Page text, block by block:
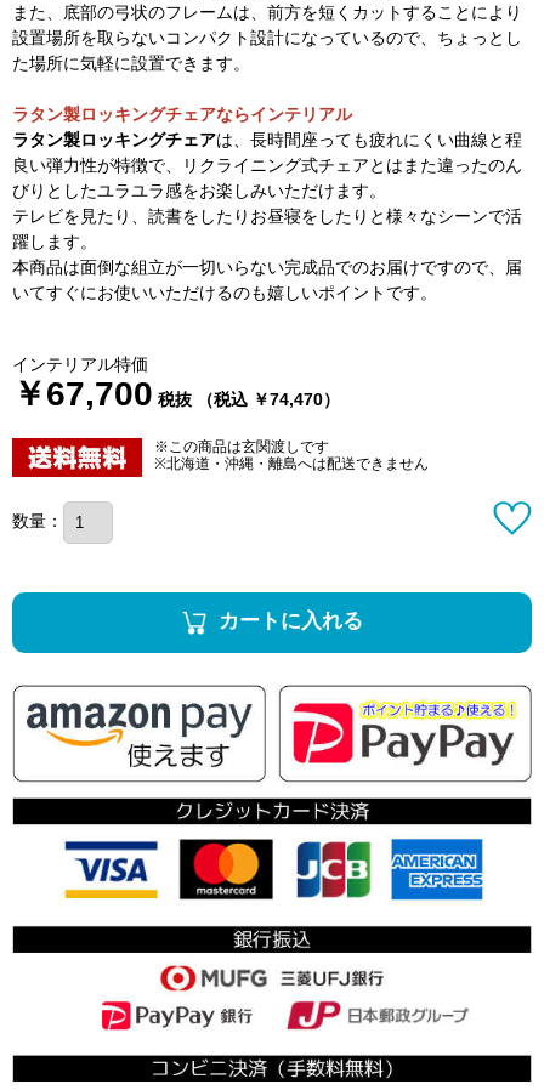
また、底部の弓状のフレームは、前方を短くカットすることにより
設置場所を取らないコンパクト設計になっているので、ちょっとし
た場所に気軽に設置できます。
ラタン製ロッキングチェアならインテリアル
ラタン製ロッキングチェアは、長時間座っても疲れにくい曲線と程
良い弾力性が特徴で、リクライニング式チェアとはまた違ったのん
びりとしたユラユラ感をお楽しみいただけます。
テレビを見たり、読書をしたりお昼寝をしたりと様々なシーンで活
躍します。
本商品は面倒な組立が一切いらない完成品でのお届けですので、届
いてすぐにお使いいただけるのも嬉しいポイントです。
インテリアル特価
￥67,700 税抜 （税込 ￥74,470）
※この商品は玄関渡しです
※北海道・沖縄・離島へは配送できません
数量：
カートに入れる